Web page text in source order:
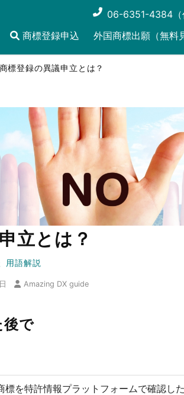
06-6351-4384（
商標登録申込 外国商標出願（無料
商標登録の異議申立とは？
立とは？
用語解説
Amazing DX guide
後で
標を特許情報プラットフォームで確認し